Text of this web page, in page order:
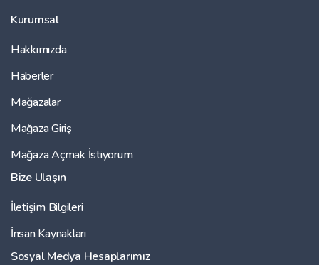
Kurumsal
Hakkımızda
Haberler
Mağazalar
Mağaza Giriş
Mağaza Açmak İstiyorum
Bize Ulaşın
İletişim Bilgileri
İnsan Kaynakları
Sosyal Medya Hesaplarımız